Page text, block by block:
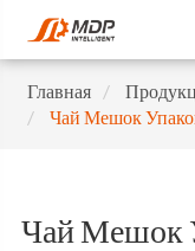
Главная
Чай Мешок
Чай Мешок